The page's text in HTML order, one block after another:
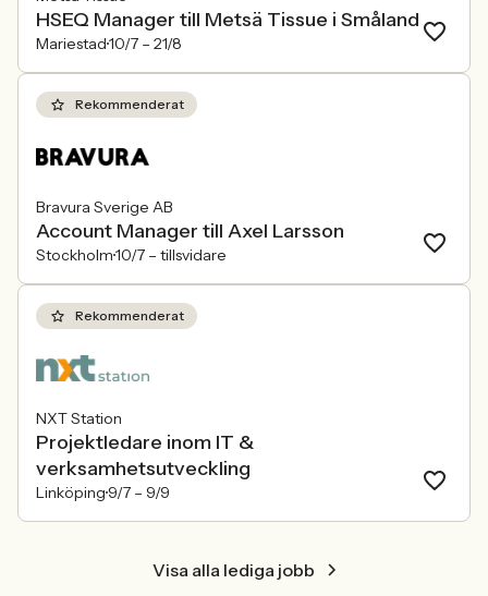
HSEQ Manager till Metsä Tissue i Småland
Mariestad10/7 – 21/8
Rekommenderat
Bravura Sverige AB
Account Manager till Axel Larsson
Stockholm10/7 – tillsvidare
Rekommenderat
NXT Station
Projektledare inom IT &
verksamhetsutveckling
Linköping 9/7 – 9/9
Visa alla lediga jobb